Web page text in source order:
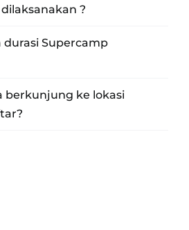
dilaksanakan ?
durasi Supercamp
berkunjung ke lokasi